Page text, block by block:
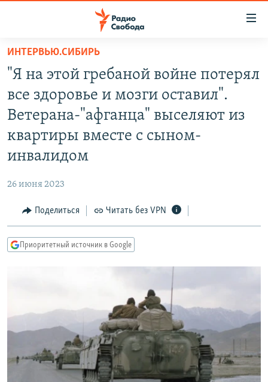
упрощенного
доступа
основному
содержанию
Вернутся
главной
Вернутся
поиску
ПРОГРАММЫ
АВТОРСКИЕ ПРОЕКТЫ
МНЕНИЯ
КАВКАЗ.РЕАЛИИ
СЕВЕР.РЕАЛИИ
ПОДПИШИТЕСЬ НА РАССЫЛКУ
СОЦИАЛЬНЫЕ СЕТИ
ИНТЕРВЬЮ.СИБИРЬ
"Я на этой гребаной войне потерял
все здоровье и мозги оставил".
Ветерана-"афганца" выселяют из
квартиры вместе с сыном-
инвалидом
26 июня 2023
Поделиться Читать без VPN
Приоритетный источник в Google